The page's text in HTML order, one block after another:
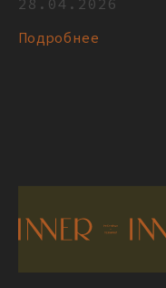
Подробнее